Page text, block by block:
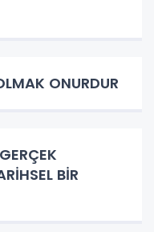
ONURDUR
BİR